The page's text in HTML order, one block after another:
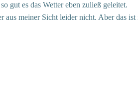
gut es das Wetter eben zuließ geleitet.
aus meiner Sicht leider nicht. Aber das